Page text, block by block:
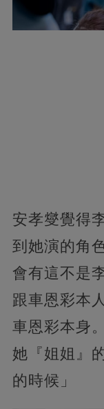
安孝燮覺得
到她演的角
會有這不是
跟車恩彩本
車恩彩本身
她『姐姐』
的時候」